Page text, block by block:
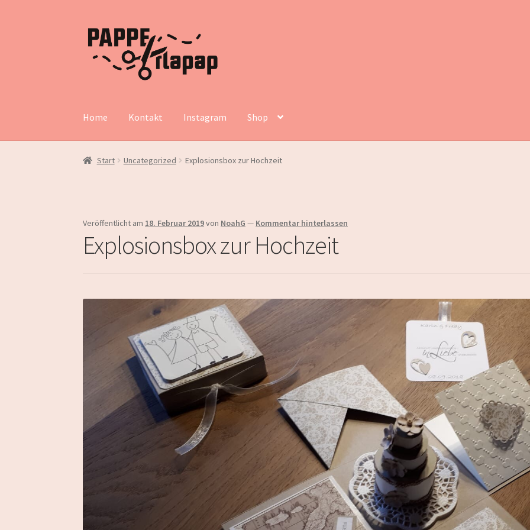
Zur
Navigation
springen
Zum
Inhalt
springen
Home Kontakt Instagram Shop
Start Uncategorized Explosionsbox zur Hochzeit
Veröffentlicht am 18. Februar 2019von NoahG — Kommentar hinterlassen
Explosionsbox zur Hochzeit